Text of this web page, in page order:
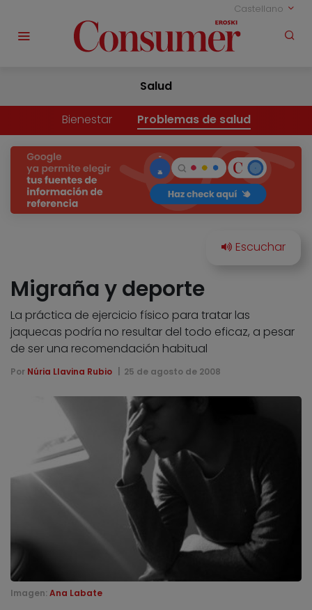
Castellano
Salud
Bienestar Problemas de salud
Migraña y deporte
La práctica de ejercicio físico para tratar las
jaquecas podría no resultar del todo eficaz, a pesar
de ser una recomendación habitual
Por Núria Llavina Rubio 25 de agosto de 2008
Imagen: Ana Labate